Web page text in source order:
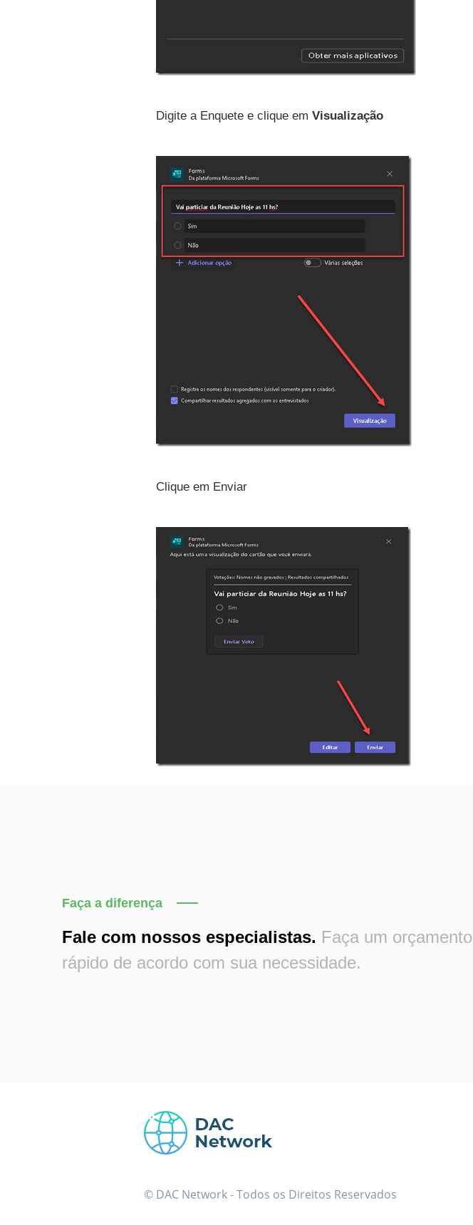
Digite a Enquete e clique em Visualização
Clique em Enviar
Faça a diferença
Fale com nossos especialistas. Faça um orçamento
rápido de acordo com sua necessidade.
© DAC Network - Todos os Direitos Reservados